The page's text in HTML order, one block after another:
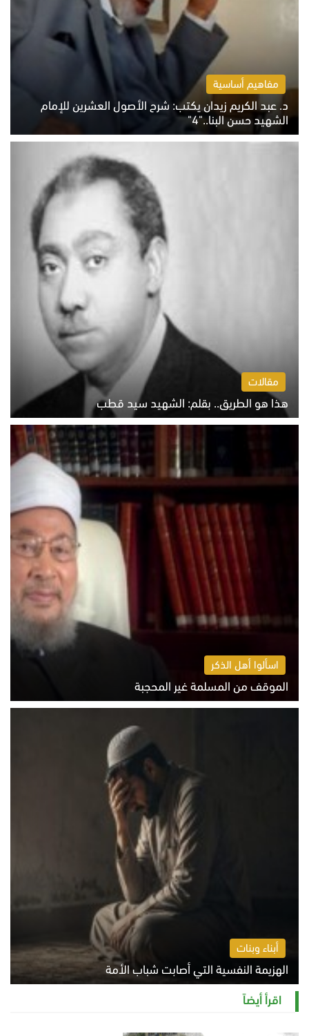
مفاهيم أساسية
د. عبد الكريم زيدان يكتب: شرح الأصول العشرين للإمام
الشهيد حسن البنا.."4"
الخميس 6 أغسطس 2026 10:27 ص
مقالات
هذا هو الطريق.. بقلم: الشهيد سيد قطب
الخميس 6 أغسطس 2026 10:52 ص
اسألوا أهل الذكر
الموقف من المسلمة غير المحجبة
الخميس 6 أغسطس 2026 10:45 ص
أبناء وبنات
الهزيمة النفسية التي أصابت شباب الأمة
الخميس 6 أغسطس 2026 11:12 ص
اقرأ أيضاً